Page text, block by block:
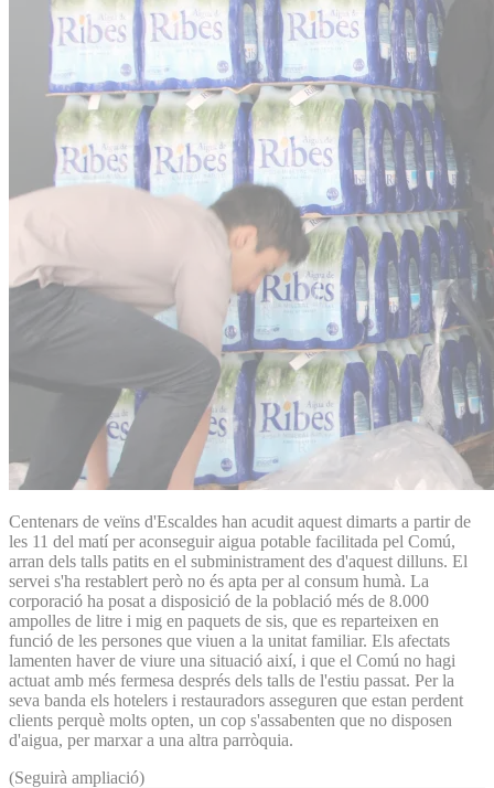
Centenars de veïns d'Escaldes han acudit aquest dimarts a partir de
les 11 del matí per aconseguir aigua potable facilitada pel Comú,
arran dels talls patits en el subministrament des d'aquest dilluns. El
servei s'ha restablert però no és apta per al consum humà. La
corporació ha posat a disposició de la població més de 8.000
ampolles de litre i mig en paquets de sis, que es reparteixen en
funció de les persones que viuen a la unitat familiar. Els afectats
lamenten haver de viure una situació així, i que el Comú no hagi
actuat amb més fermesa després dels talls de l'estiu passat. Per la
seva banda els hotelers i restauradors asseguren que estan perdent
clients perquè molts opten, un cop s'assabenten que no disposen
d'aigua, per marxar a una altra parròquia.
(Seguirà ampliació)